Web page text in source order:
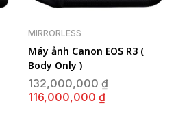
MIRRORLESS
Máy ảnh Canon EOS R3 (
Body Only )
132,000,000₫
116,000,000 ₫